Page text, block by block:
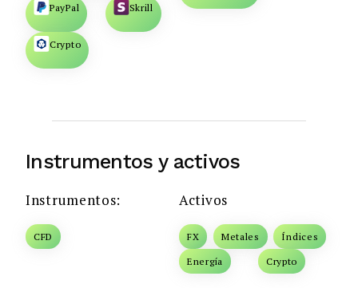
PayPal Skrill
Crypto
Instrumentos y activos
Instrumentos:
CFD
Activos
FX Metales Índices
Energía Crypto